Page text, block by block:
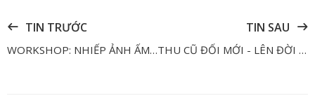
TIN TRƯỚC
WORKSHOP: NHIẾP ẢNH ẨM THỰC - ANH ĐỨC DIGITAL TẠO SÂN CHƠI MỚI CHO NHIẾP ẢNH ĐÀ NẴNG
TIN SAU
THU CŨ ĐỔI MỚI - LÊN ĐỜI LOA KARAOKE, AMPLY, MICRO